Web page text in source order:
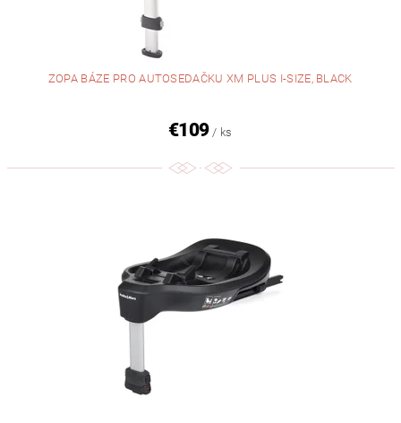
ZOPA BÁZE PRO AUTOSEDAČKU XM PLUS I-SIZE, BLACK
€109 / ks